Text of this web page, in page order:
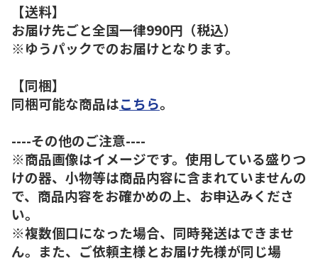
【送料】
お届け先ごと全国一律990円（税込）
※ゆうパックでのお届けとなります。
【同梱】
同梱可能な商品はこちら。
----その他のご注意----
※商品画像はイメージです。使用している盛りつ
けの器、小物等は商品内容に含まれていませんの
で、商品内容をお確かめの上、お申込みくださ
い。
※複数個口になった場合、同時発送はできませ
ん。また、ご依頼主様とお届け先様が同じ場